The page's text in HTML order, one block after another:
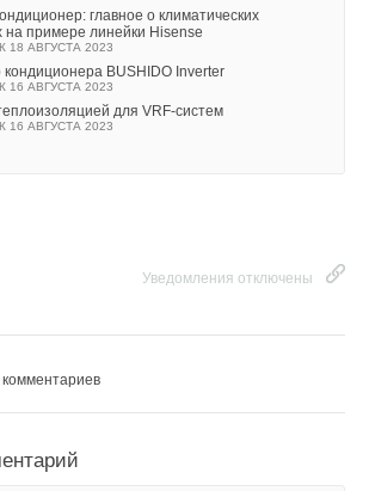
главное о климатических
на примере линейки Hisense
18 АВГУСТА 2023
кондиционера BUSHIDO Inverter
16 АВГУСТА 2023
для VRF-систем
16 АВГУСТА 2023
Уведомления отключены